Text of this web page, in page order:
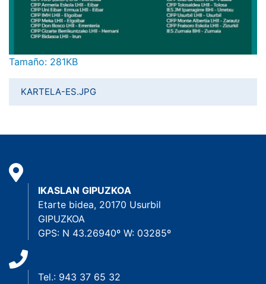
Haga clic aquí para ver la imagen a tamaño completo…
Tamaño: 281KB
KARTELA-ES.JPG
IKASLAN GIPUZKOA
Etarte bidea, 20170 Usurbil
GIPUZKOA
GPS: N 43.26940º W: 03285º
Tel.: 943 37 65 32